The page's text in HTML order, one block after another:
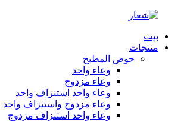
بيت
منتجات
حوض المطبخ
وعاء واحد
وعاء مزدوج
وعاء واحد استنزاف واحد
وعاء مزدوج واستنزاف واحد
وعاء واحد استنزاف مزدوج